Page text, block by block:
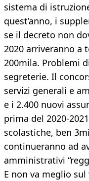
sistema di
quest’anno, i
se il decreto non
2020 arriveranno a
200mila. Problemi
segreterie. Il
servizi generali e
e i 2.400 nuovi
prima del 2020-
scolastiche, ben
continueranno ad
amministrativi
E non va meglio